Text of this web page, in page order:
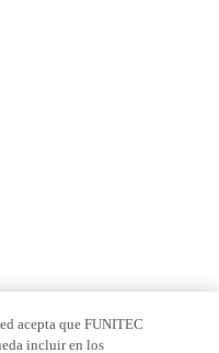
acepta que FUNITEC
incluir en los